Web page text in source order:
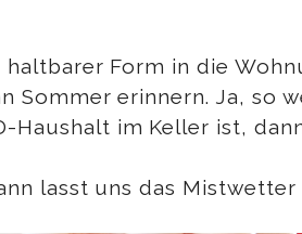
Form in die
erinnern. Ja, so
Haushalt im Keller ist,
lasst uns das